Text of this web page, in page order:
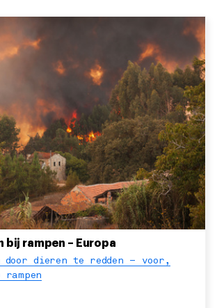
bij rampen – Europa
door dieren te redden – voor,